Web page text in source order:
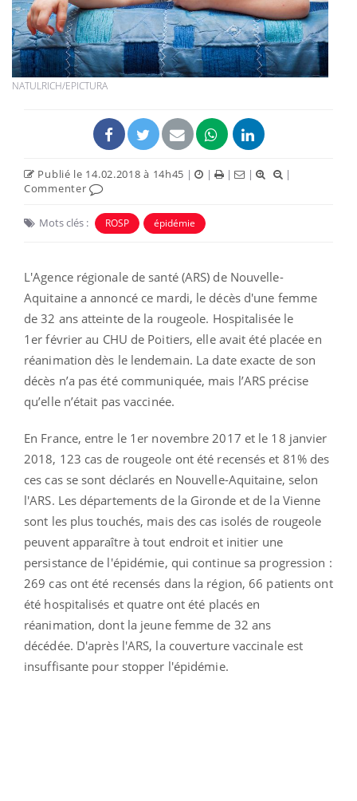
NATULRICH/EPICTURA
Publié le 14.02.2018 à 14h45 | | | |
|
Commenter
Mots clés : ROSP épidémie
L'Agence régionale de santé (ARS) de Nouvelle-
Aquitaine a annoncé ce mardi, le décès d'une femme
de 32 ans atteinte de la rougeole. Hospitalisée le
1 er février au CHU de Poitiers, elle avait été placée en
réanimation dès le lendemain. La date exacte de son
décès n’a pas été communiquée, mais l’ARS précise
qu’elle n’était pas vaccinée.
En France, entre le 1er novembre 2017 et le 18 janvier
2018, 123 cas de rougeole ont été recensés et 81% des
ces cas se sont déclarés en Nouvelle-Aquitaine, selon
l'ARS. Les départements de la Gironde et de la Vienne
sont les plus touchés, mais des cas isolés de rougeole
peuvent apparaître à tout endroit et initier une
persistance de l'épidémie, qui continue sa progression :
269 cas ont été recensés dans la région, 66 patients ont
été hospitalisés et quatre ont été placés en
réanimation, dont la jeune femme de 32 ans
décédée. D'après l'ARS, la couverture vaccinale est
insuffisante pour stopper l'épidémie.